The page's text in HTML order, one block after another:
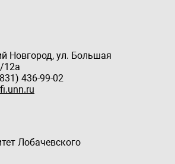
Новгород, ул. Большая
12a
436-99-02
Лобачевского